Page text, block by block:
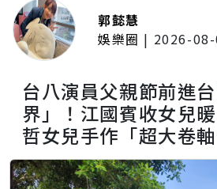
郭懿慧
娛樂圈 | 2026-
台八演員父親節前進
界」！江國賓收女兒
哲女兒手作「超大卷